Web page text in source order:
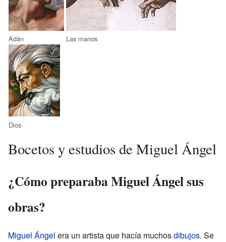
Adán Las manos
Dios
Bocetos y estudios de Miguel Ángel
¿Cómo preparaba Miguel Ángel sus
obras?
Miguel Ángel era un artista que hacía muchosdibujos. Se